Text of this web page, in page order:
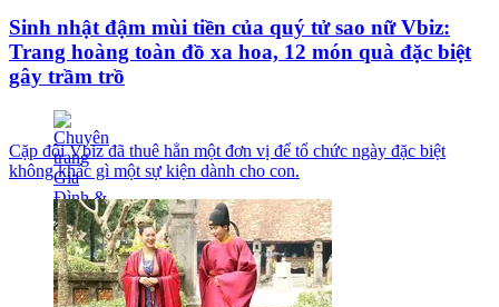
Sinh nhật đậm mùi tiền của quý tử sao nữ Vbiz:
Trang hoàng toàn đồ xa hoa, 12 món quà đặc biệt
gây trầm trồ
Cặp đôi Vbiz đã thuê hẳn một đơn vị để tổ chức ngày đặc biệt
không khác gì một sự kiện dành cho con.